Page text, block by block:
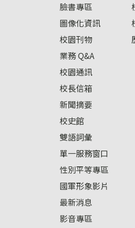
臉書專區
圖像化資訊
校園刊物
業務 Q&A
校園通訊
校長信箱
新聞摘要
校史館
雙語詞彙
單一服務窗口
性別平等專區
國軍形象影片
最新消息
影音專區